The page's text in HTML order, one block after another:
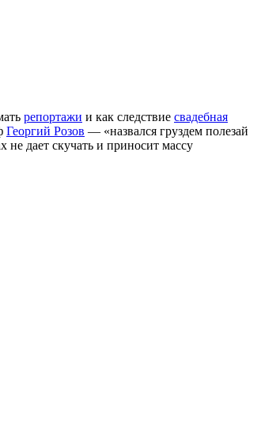
репортажи и как следствие свадебная
Георгий Розов — «назвался груздем полезай
не дает скучать и приносит массу